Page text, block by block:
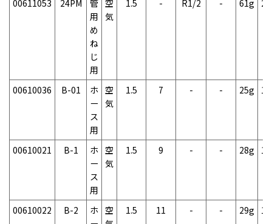
00611053 24PM
管
用
め
ね
じ
用
空
気
1.5 - R1/2 - 61g
00610036 B-01
ホ
ー
ス
用
空
気
1.5 7 - - 25g
00610021 B-1
ホ
ー
ス
用
空
気
1.5 9 - - 28g
00610022 B-2
ホ 空
1.5 11 - - 29g